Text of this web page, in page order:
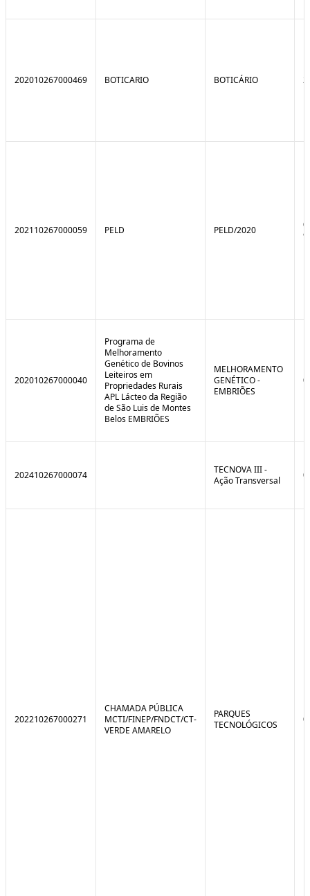
202010267000469 BOTICARIO BOTICÁRIO
202110267000059 PELD PELD/2020
202010267000040
Programa de
Melhoramento
Genético de Bovinos
Leiteiros em
Propriedades Rurais
APL Lácteo da Região
de São Luis de Montes
Belos EMBRIÕES
MELHORAMENTO
GENÉTICO -
EMBRIÕES
202410267000074
TECNOVA III -
Ação Transversal
202210267000271
CHAMADA PÚBLICA
MCTI/FINEP/FNDCT/CT-
VERDE AMARELO
PARQUES
TECNOLÓGICOS